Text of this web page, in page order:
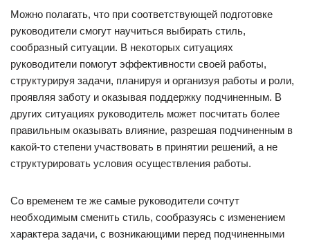
Можно полагать, что при соответствующей подготовке
руководители смогут научиться выбирать стиль,
сообразный ситуации. В некоторых ситуациях
руководители помогут эффективности своей работы,
структурируя задачи, планируя и организуя работы и роли,
проявляя заботу и оказывая поддержку подчиненным. В
других ситуациях руководитель может посчитать более
правильным оказывать влияние, разрешая подчиненным в
какой-то степени участвовать в принятии решений, а не
структурировать условия осуществления работы.
Со временем те же самые руководители сочтут
необходимым сменить стиль, сообразуясь с изменением
характера задачи, с возникающими перед подчиненными